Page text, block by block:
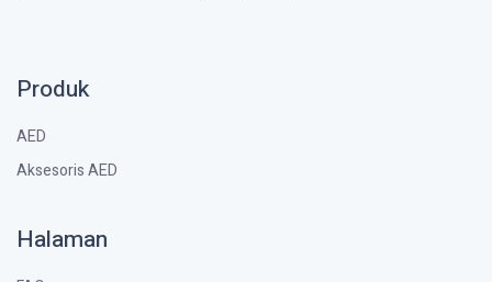
Produk
AED
Aksesoris AED
Halaman